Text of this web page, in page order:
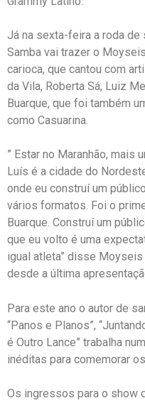
Já na sexta-feira a roda de
Samba vai trazer o
carioca, que cantou com
da Vila, Roberta Sá, Luiz
Buarque, que foi também
como Casuarina.
” Estar no Maranhão, mais
Luís é a cidade do
onde eu construí um
vários formatos. Foi o
Buarque. Construí um
que eu volto é uma
igual atleta” disse
desde a última
Para este ano o autor de
“Panos e Planos”,
é Outro Lance” trabalha
inéditas para comemorar
Os ingressos para o show